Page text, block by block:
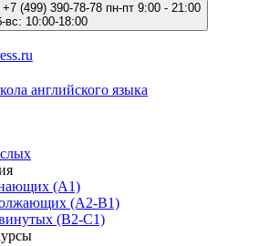
+7 (499) 390-78-78 пн-пт 9:00 - 21:00
вс: 10:00-18:00
(A1)
(A2-B1)
(B2-C1)